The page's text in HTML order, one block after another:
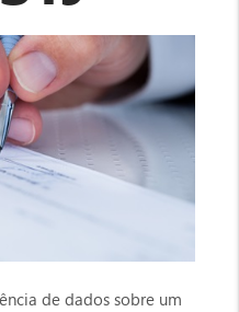
de dados sobre um